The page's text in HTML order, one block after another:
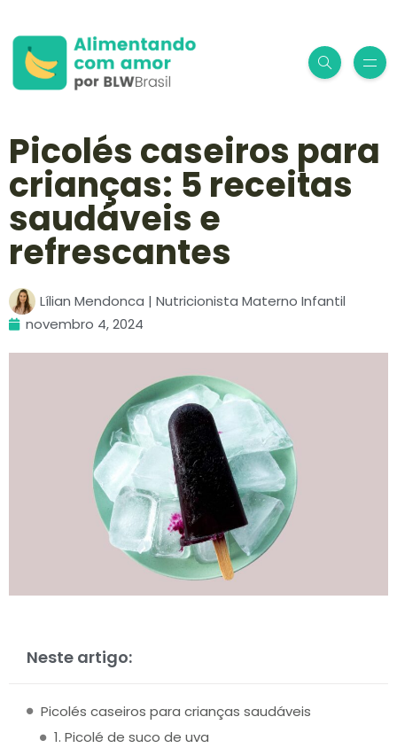
Picolés caseiros para
crianças: 5 receitas
saudáveis e
refrescantes
Lílian Mendonca | Nutricionista Materno Infantil
novembro 4, 2024
Neste artigo:
Picolés caseiros para crianças saudáveis
1. Picolé de suco de uva